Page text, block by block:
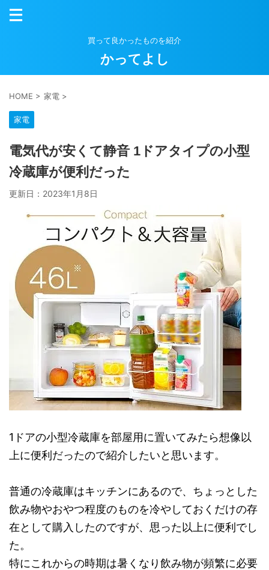
買って良かったものを紹介
かってよし
HOME > 家電 >
家電
電気代が安くて静音 1ドアタイプの小型
冷蔵庫が便利だった
更新日： 2023年1月8日
1ドアの小型冷蔵庫を部屋用に置いてみたら想像以
上に便利だったので紹介したいと思います。
普通の冷蔵庫はキッチンにあるので、ちょっとした
飲み物やおやつ程度のものを冷やしておくだけの存
在として購入したのですが、思った以上に便利でし
た。
特にこれからの時期は暑くなり飲み物が頻繁に必要